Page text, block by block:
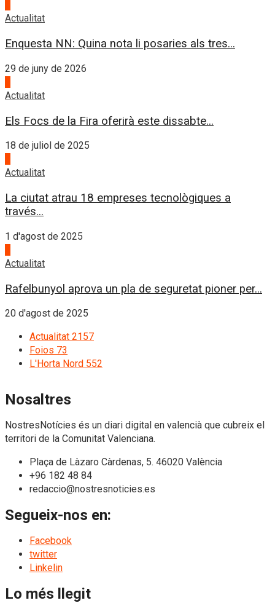
Actualitat
Enquesta NN: Quina nota li posaries als tres...
29 de juny de 2026
Actualitat
Els Focs de la Fira oferirà este dissabte...
18 de juliol de 2025
Actualitat
La ciutat atrau 18 empreses tecnològiques a
través...
1 d'agost de 2025
Actualitat
Rafelbunyol aprova un pla de seguretat pioner per...
20 d'agost de 2025
Actualitat 2157
Foios 73
L'Horta Nord 552
Nosaltres
NostresNotícies és un diari digital en valencià que cubreix el
territori de la Comunitat Valenciana.
Plaça de Làzaro Càrdenas, 5. 46020 València
+96 182 48 84
redaccio@nostresnoticies.es
Segueix-nos en:
Facebook
twitter
Linkelin
Lo més llegit